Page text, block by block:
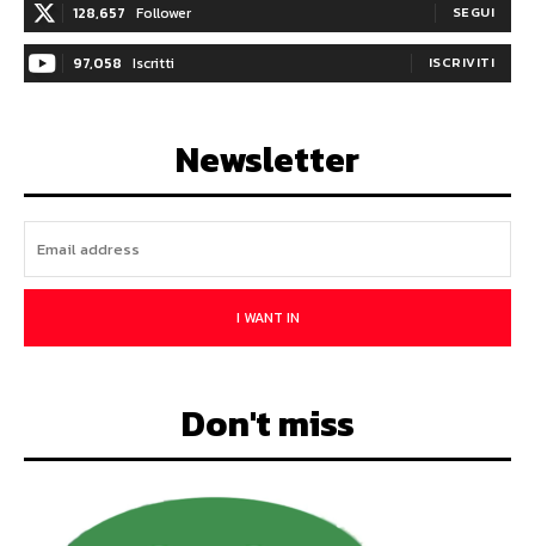
128,657 Follower SEGUI
97,058 Iscritti ISCRIVITI
Newsletter
I WANT IN
Don't miss